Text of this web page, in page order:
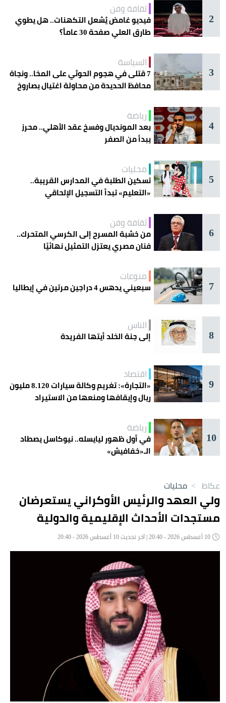
2
ثقافة وفن
فيديو غامض يُشعل التكهنات.. هل يطوي
طارق العلي صفحة 30 عاماً؟
3
السياسة
7 قتلى في هجوم الحوثي على المخا.. ونجاة
محافظ الحديدة من محاولة اغتيال بصاروخ
4
رياضة
بعد المونديال وفسخ عقد الأهلي.. محرز
يبدأ من الصفر
5
محليات
تسكين الطلبة في المدارس القريبة..
«التعليم» تبدأ التسجيل الإلحاقي
6
ثقافة وفن
من خشبة المسرح إلى الكرسي المتحرك..
فنان مصري يعتزل التمثيل نهائيًا
7
منوعات
سبعيني يدهس 4 دراجين مرتين في إيطاليا
8
الناس
إلى جنة الخلد أيتها الفريدة
9
اقتصاد
«التجارة»: تغريم وكالة سيارات 8.120 مليون
ريال وإيقافها ومنعها من الاستيراد
10
رياضة
في أول ظهور ليايسله.. نيوكاسل يصطاد
الـ«خفافيش»
عكاظ > محليات
ولي العهد والرئيس الأوكراني يستعرضان
مستجدات الأحداث الإقليمية والدولية